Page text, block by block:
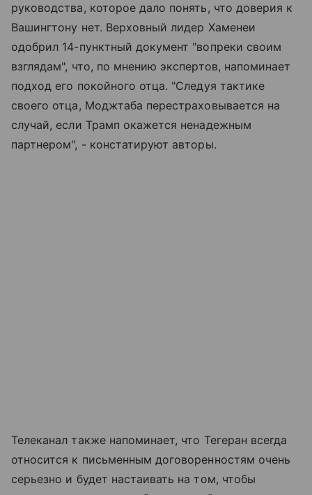
руководства, которое дало понять, что доверия к
Вашингтону нет. Верховный лидер Хаменеи
одобрил 14-пунктный документ "вопреки своим
взглядам", что, по мнению экспертов, напоминает
подход его покойного отца. "Следуя тактике
своего отца, Моджтаба перестраховывается на
случай, если Трамп окажется ненадежным
партнером", - констатируют авторы.
Телеканал также напоминает, что Тегеран всегда
относится к письменным договоренностям очень
серьезно и будет настаивать на том, чтобы